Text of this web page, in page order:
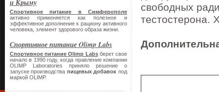
и Крыму
Спортивное питание в Симферополе
активно применяется как полезное и
эффективное дополнение к рациону активного
человека, элемент здорового образа жизни.
Спортивное питание Olimp Labs
Спортивное питание Olimp Labsберет свое
начало в 1990 году, когда правление компании
OLIMP Laboratories приняло решение о
запуске производства пищевых добавок под
маркой OLIMP.
свободных
тестостерона.